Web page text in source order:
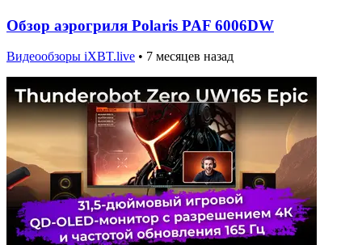
Обзор аэрогриля Polaris PAF 6006DW
Видеообзоры iXBT.live • 7 месяцев назад